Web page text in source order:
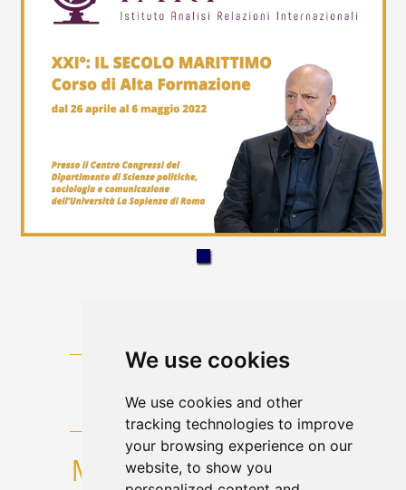
We use cookies
We use cookies and other
tracking technologies to improve
your browsing experience on our
website, to show you